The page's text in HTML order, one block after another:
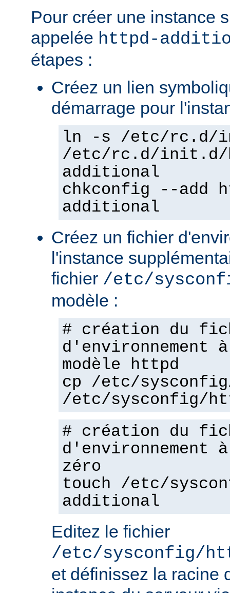
Pour créer une instance
appelée httpd-
étapes :
Créez un lien
démarrage pour
ln -s /etc/rc.d/
/etc/rc.d/init.d/
additional
chkconfig --add
additional
Créez un fichier
l'instance
fichier /etc/
modèle :
# création du
d'environnement
modèle httpd
cp /etc/
/etc/sysconfig/
# création du
d'environnement
zéro
touch /etc/
additional
Editez le fichier
/etc/sysconfig/
et définissez la racine